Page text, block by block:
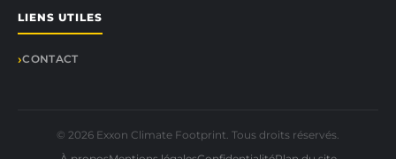
LIENS UTILES
CONTACT
© 2026 Exxon Climate Footprint. Tous droits réservés.